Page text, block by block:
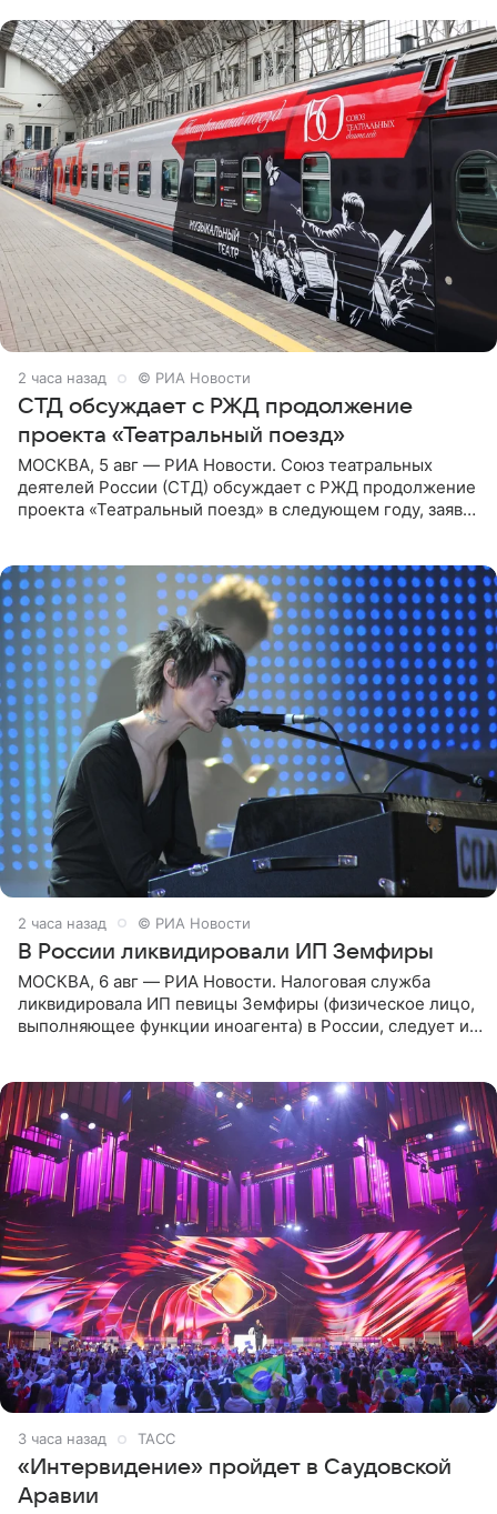
2 часа назад © РИА Новости
СТД обсуждает с РЖД продолжение
проекта «Театральный поезд»
МОСКВА, 5 авг — РИА Новости. Союз театральных
деятелей России (СТД) обсуждает с РЖД продолжение
проекта «Театральный поезд» в следующем году, заявил
2 часа назад © РИА Новости
В России ликвидировали ИП Земфиры
МОСКВА, 6 авг — РИА Новости. Налоговая служба
ликвидировала ИП певицы Земфиры (физическое лицо,
выполняющее функции иноагента) в России, следует из
3 часа назад ТАСС
«Интервидение» пройдет в Саудовской
Аравии